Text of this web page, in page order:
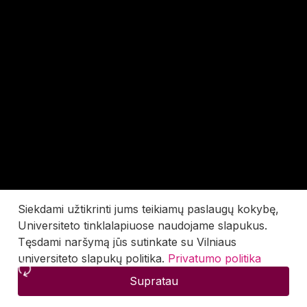
Siekdami užtikrinti jums teikiamų paslaugų kokybę,
Universiteto tinklalapiuose naudojame slapukus.
Tęsdami naršymą jūs sutinkate su Vilniaus
universiteto slapukų politika. Privatumo politika
Supratau